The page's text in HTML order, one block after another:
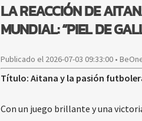
LA REACCIÓN DE
MUNDIAL: “PIEL DE
Publicado el 2026-07-03 09:33:00 •
Título: Aitana y la pasión
Con un juego brillante y una